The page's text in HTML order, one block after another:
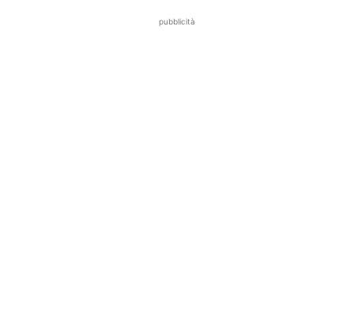
pubblicità